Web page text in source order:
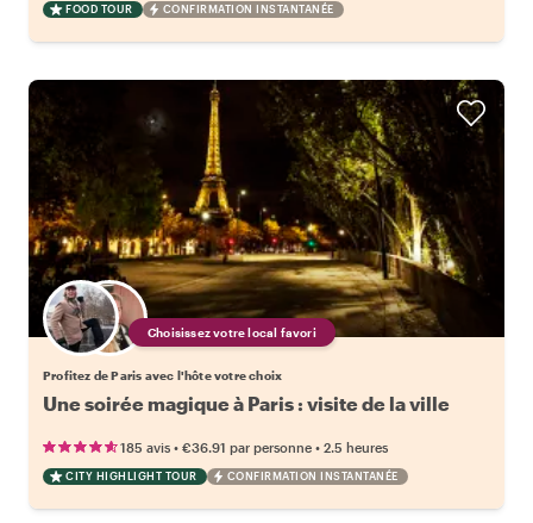
FOOD TOUR CONFIRMATION INSTANTANÉE
Choisissez votre local favori
Profitez de Paris avec l'hôte votre choix
Une soirée magique à Paris : visite de la ville
185 avis • €36.91 par personne • 2.5 heures
CITY HIGHLIGHT TOUR CONFIRMATION INSTANTANÉE